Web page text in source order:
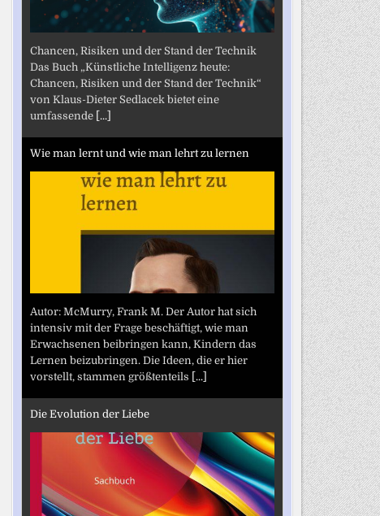
Chancen, Risiken und der Stand der Technik
Das Buch „Künstliche Intelligenz heute:
Chancen, Risiken und der Stand der Technik“
von Klaus-Dieter Sedlacek bietet eine
umfassende [...]
Wie man lernt und wie man lehrt zu lernen
Autor: McMurry, Frank M. Der Autor hat sich
intensiv mit der Frage beschäftigt, wie man
Erwachsenen beibringen kann, Kindern das
Lernen beizubringen. Die Ideen, die er hier
vorstellt, stammen größtenteils [...]
Die Evolution der Liebe